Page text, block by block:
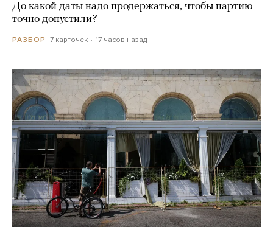
До какой даты надо продержаться, чтобы партию
точно допустили?
РАЗБОР 7 карточек 17 часов назад